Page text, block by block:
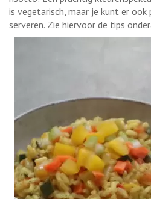
is vegetarisch, maar je kunt er
serveren. Zie hiervoor de tips